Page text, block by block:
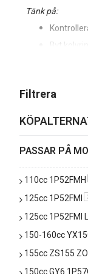
Tänk på:
Byt
Behöver du
Filtrera
PASSAR PÅ
110cc 1P52FMH
125cc 1P52FMI
125cc 1P52FMI
150-160cc
155cc ZS155